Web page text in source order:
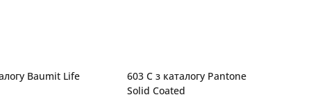
Baumit Life
603 C з каталогу Pantone
Solid Coated